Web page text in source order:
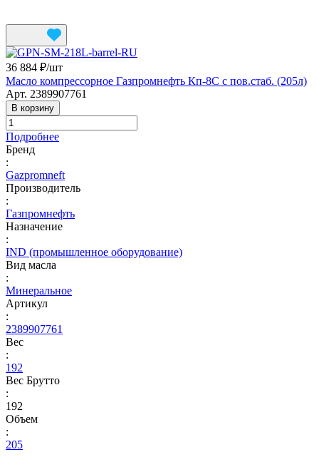
36 884 ₽/шт
Масло компрессорное Газпромнефть Кп-8С с пов.стаб. (205л)
Арт. 2389907761
В корзину
Подробнее
Бренд
:
Gazpromneft
Производитель
:
Газпромнефть
Назначение
:
IND (промышленное оборудование)
Вид масла
:
Минеральное
Артикул
:
2389907761
Вес
:
192
Вес Брутто
:
192
Объем
:
205